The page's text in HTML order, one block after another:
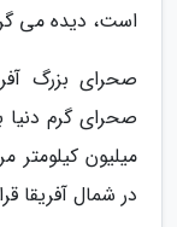
است، دیده می
صحرای بزرگ
میلیون
در شمال آفریقا